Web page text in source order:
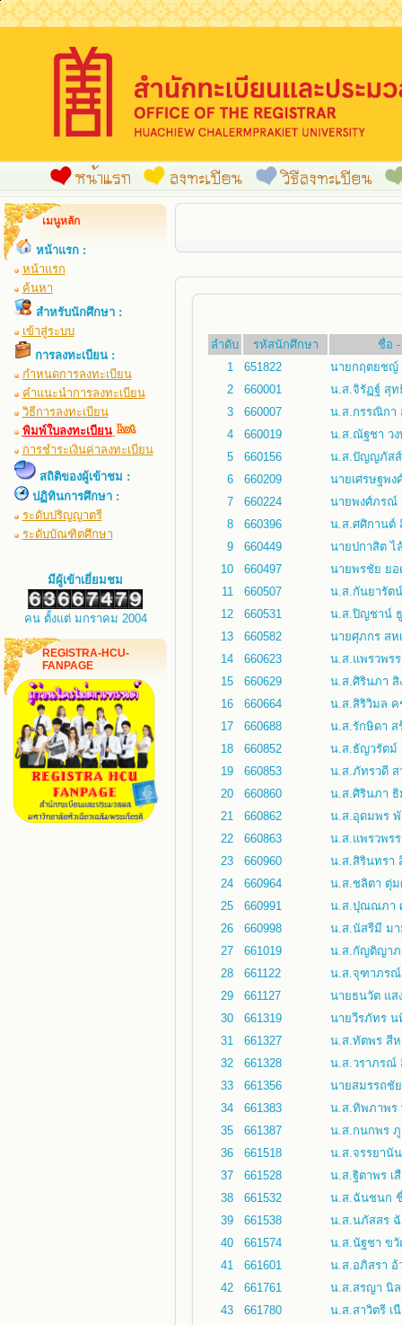
เมนูหลัก
หน้าแรก :
หน้าแรก
ค้นหา
สำหรับนักศึกษา :
เข้าสู่ระบบ
การลงทะเบียน :
กำหนดการลงทะเบียน
คำแนะนำการลงทะเบียน
วิธีการลงทะเบียน
พิมพ์ใบลงทะเบียน
การชำระเงินค่าลงทะเบียน
สถิติของผู้เข้าชม :
ปฏิทินการศึกษา :
ระดับปริญญาตรี
ระดับบัณฑิตศึกษา
มีผู้เข้าเยี่ยมชม
คน ตั้งแต่ มกราคม 2004
REGISTRA-HCU-
FANPAGE
ลำดับ รหัสนักศึกษา
ชื่อ
1
651822
นายกฤตยชญ์
2
660001
น.ส.จิรัฏฐ์ สุ
3
660007
น.ส.กรรณิกา
4
660019
น.ส.ณัฐชา ว
5
660156
น.ส.ปัญญภัส
6
660209
นายเศรษฐพง
7
660224
นายพงศ์ภรณ์
8
660396
น.ส.ศศิกานต์
9
660449
นายปกาสิต ไ
10
660497
นายพรชัย ย
11
660507
น.ส.กันยารัต
12
660531
น.ส.ปิญชาน์
13
660582
นายศุภกร สห
14
660623
น.ส.แพรวพร
15
660629
น.ส.ศิรินภา สิ
16
660664
น.ส.สิริวิมล ค
17
660688
น.ส.รักษิดา ส
18
660852
น.ส.ธัญวรัตม์
19
660853
น.ส.ภัทรวดี ส
20
660860
น.ส.ศิรินภา ธิ
21
660862
น.ส.อุดมพร
22
660863
น.ส.แพรวพร
23
660960
น.ส.สิรินทรา
24
660964
น.ส.ชลิตา ตุ่ม
25
660991
น.ส.ปุณณภา ศ
26
660998
น.ส.นัสรีมี ม
27
661019
น.ส.กัญติญา
28
661122
น.ส.จุฑาภร
29
661127
นายธนวัต แส
30
661319
นายวีรภัทร
31
661327
น.ส.ทัตพร สี
32
661328
น.ส.วราภรณ์
33
661356
นายสมรรถชั
34
661383
น.ส.ทิพภาพร
35
661387
น.ส.กนกพร ภู
36
661518
น.ส.จรรยานั
37
661528
น.ส.ฐิตาพร เ
38
661532
น.ส.ฉันชนก
39
661538
น.ส.นภัสสร
40
661574
น.ส.นัฐชา ข
41
661601
น.ส.อภิสรา อ้
42
661761
น.ส.สรญา นิ
43
661780
น.ส.สาวิตรี เ